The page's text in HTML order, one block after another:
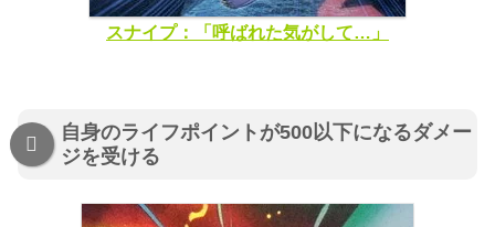
スナイプ：「呼ばれた気がして…」
自身のライフポイントが500以下になるダメー
ジを受ける